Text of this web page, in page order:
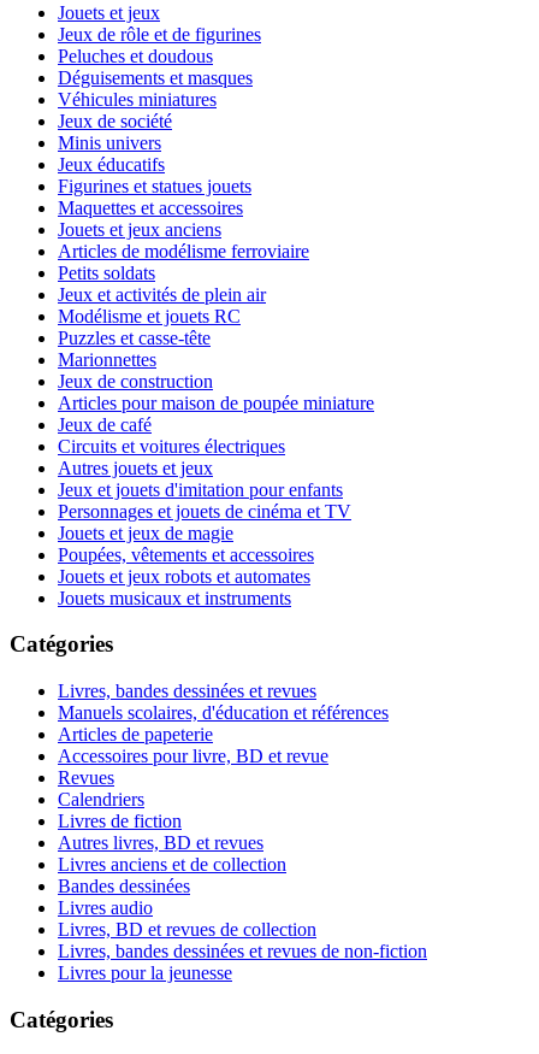
Jouets et jeux
Jeux de rôle et de figurines
Peluches et doudous
Déguisements et masques
Véhicules miniatures
Jeux de société
Minis univers
Jeux éducatifs
Figurines et statues jouets
Maquettes et accessoires
Jouets et jeux anciens
Articles de modélisme ferroviaire
Petits soldats
Jeux et activités de plein air
Modélisme et jouets RC
Puzzles et casse-tête
Marionnettes
Jeux de construction
Articles pour maison de poupée miniature
Jeux de café
Circuits et voitures électriques
Autres jouets et jeux
Jeux et jouets d'imitation pour enfants
Personnages et jouets de cinéma et TV
Jouets et jeux de magie
Poupées, vêtements et accessoires
Jouets et jeux robots et automates
Jouets musicaux et instruments
Catégories
Livres, bandes dessinées et revues
Manuels scolaires, d'éducation et références
Articles de papeterie
Accessoires pour livre, BD et revue
Revues
Calendriers
Livres de fiction
Autres livres, BD et revues
Livres anciens et de collection
Bandes dessinées
Livres audio
Livres, BD et revues de collection
Livres, bandes dessinées et revues de non-fiction
Livres pour la jeunesse
Catégories